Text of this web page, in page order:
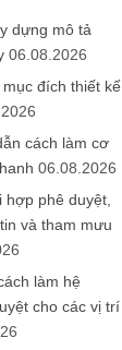
dựng mô tả
06.08.2026
đích thiết kế
cách làm cơ
06.08.2026
phê duyệt,
và tham mưu
làm hệ
cho các vị trí